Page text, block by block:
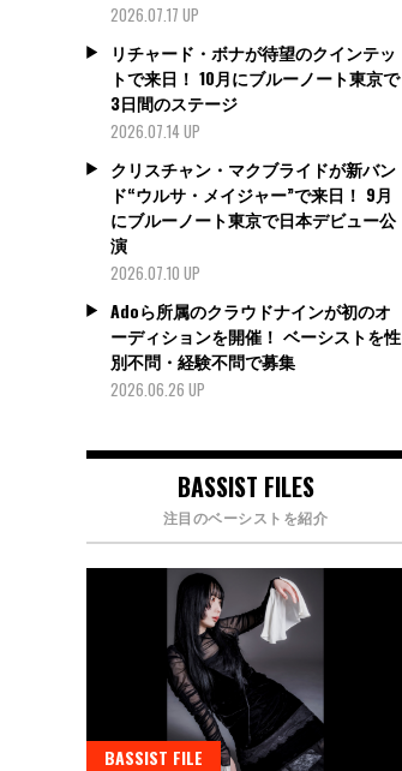
2026.07.17 UP
リチャード・ボナが待望のクインテッ
トで来日！ 10月にブルーノート東京で
3日間のステージ
2026.07.14 UP
クリスチャン・マクブライドが新バン
ド“ウルサ・メイジャー”で来日！ 9月
にブルーノート東京で日本デビュー公
演
2026.07.10 UP
Adoら所属のクラウドナインが初のオ
ーディションを開催！ ベーシストを性
別不問・経験不問で募集
2026.06.26 UP
BASSIST FILES
注目のベーシストを紹介
BASSIST FILE